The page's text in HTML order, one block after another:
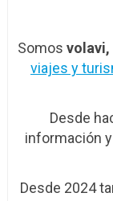
Somosvolavi,
viajes y
Desde
información
Desde 2024